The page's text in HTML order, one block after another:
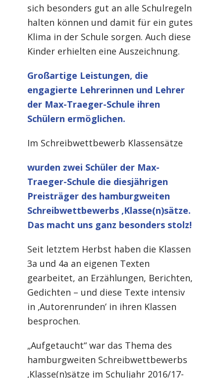
sich besonders gut an alle Schulregeln
halten können und damit für ein gutes
Klima in der Schule sorgen. Auch diese
Kinder erhielten eine Auszeichnung.
Großartige Leistungen, die
engagierte Lehrerinnen und Lehrer
der Max-Traeger-Schule ihren
Schülern ermöglichen.
Im Schreibwettbewerb Klassensätze
wurden zwei Schüler der Max-
Traeger-Schule die diesjährigen
Preisträger des hamburgweiten
Schreibwettbewerbs ‚Klasse(n)sätze.
Das macht uns ganz besonders stolz!
Seit letztem Herbst haben die Klassen
3a und 4a an eigenen Texten
gearbeitet, an Erzählungen, Berichten,
Gedichten – und diese Texte intensiv
in ‚Autorenrunden’ in ihren Klassen
besprochen.
„Aufgetaucht“ war das Thema des
hamburgweiten Schreibwettbewerbs
‚Klasse(n)sätze im Schuljahr 2016/17-